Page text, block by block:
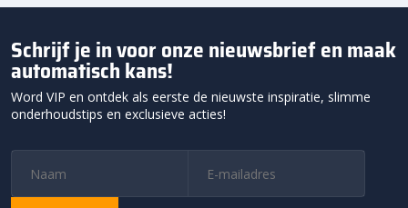
Schrijf je in voor onze nieuwsbrief en maak
automatisch kans!
Word VIP en ontdek als eerste de nieuwste inspiratie, slimme
onderhoudstips en exclusieve acties!